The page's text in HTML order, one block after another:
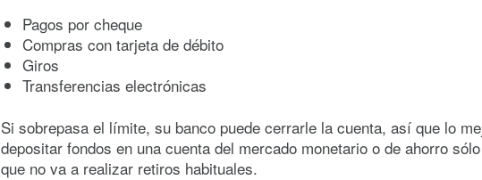
Pagos por cheque
Compras con tarjeta de débito
Giros
Transferencias electrónicas
Si sobrepasa el límite, su banco puede cerrarle la cuenta, así que lo
depositar fondos en una cuenta del mercado monetario o de ahorro
que no va a realizar retiros habituales.